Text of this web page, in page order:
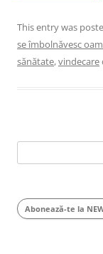
This entry was
se îmbolnăvesc
sănătate,vindecare
for:
Abonează-te la